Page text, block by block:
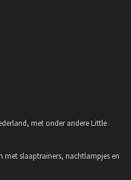
met onder andere Little
met slaaptrainers, nachtlampjes en